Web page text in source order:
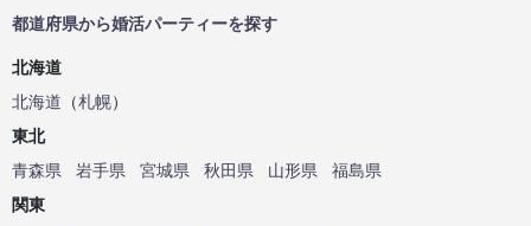
都道府県から婚活パーティーを探す
北海道
北海道 （札幌）
東北
青森県
岩手県 宮城県 秋田県 山形県
福島県
関東